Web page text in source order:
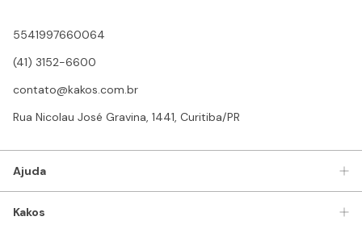
5541997660064
(41) 3152-6600
contato@kakos.com.br
Rua Nicolau José Gravina, 1441, Curitiba/PR
Ajuda
Kakos